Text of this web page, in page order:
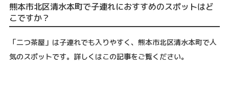
熊本市北区清水本町で子連れにおすすめのスポットはど
こですか？
「二つ茶屋」は子連れでも入りやすく、熊本市北区清水本町で人
気のスポットです。詳しくはこの記事をご覧ください。